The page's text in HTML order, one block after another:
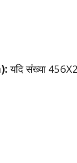
यदि संख्या